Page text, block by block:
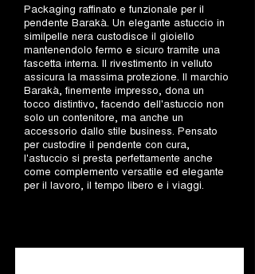
Packaging raffinato e funzionale per il
pendente Barakà. Un elegante astuccio in
similpelle nera custodisce il gioiello
mantenendolo fermo e sicuro tramite una
fascetta interna. Il rivestimento in velluto
assicura la massima protezione. Il marchio
Barakà, finemente impresso, dona un
tocco distintivo, facendo dell'astuccio non
solo un contenitore, ma anche un
accessorio dallo stile business. Pensato
per custodire il pendente con cura,
l'astuccio si presta perfettamente anche
come complemento versatile ed elegante
per il lavoro, il tempo libero e i viaggi.